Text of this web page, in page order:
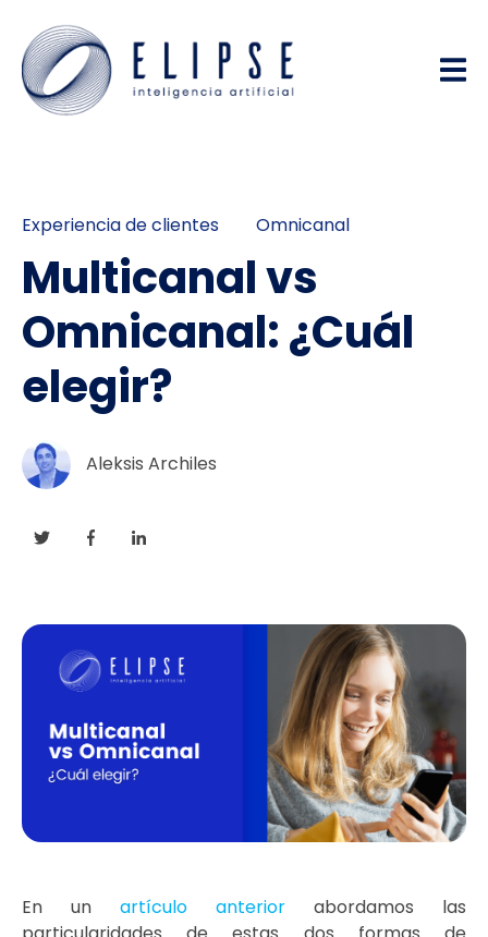
Experiencia de clientes Omnicanal
Multicanal vs
Omnicanal: ¿Cuál
elegir?
Aleksis Archiles
En un artículo anterior abordamos las